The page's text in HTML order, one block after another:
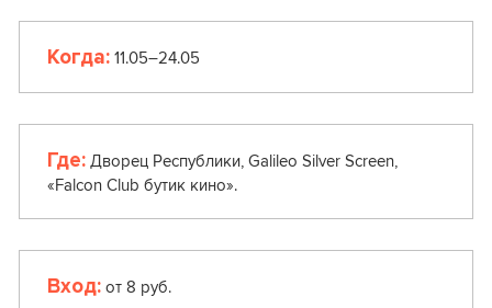
Когда:11.05–24.05
Где:Дворец Республики, Galileo Silver Screen,
«Falcon Club бутик кино».
Вход:от 8 руб.